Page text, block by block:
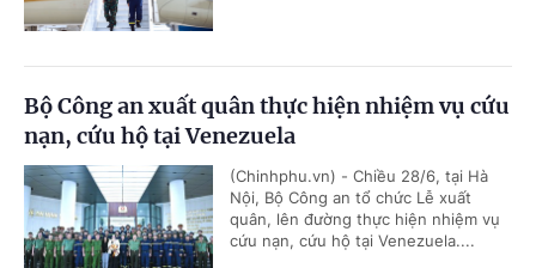
Bộ Công an xuất quân thực hiện nhiệm vụ cứu
nạn, cứu hộ tại Venezuela
(Chinhphu.vn) - Chiều 28/6, tại Hà
Nội, Bộ Công an tổ chức Lễ xuất
quân, lên đường thực hiện nhiệm vụ
cứu nạn, cứu hộ tại Venezuela....